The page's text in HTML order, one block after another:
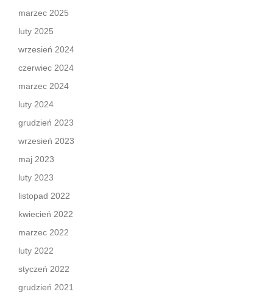
marzec 2025
luty 2025
wrzesień 2024
czerwiec 2024
marzec 2024
luty 2024
grudzień 2023
wrzesień 2023
maj 2023
luty 2023
listopad 2022
kwiecień 2022
marzec 2022
luty 2022
styczeń 2022
grudzień 2021